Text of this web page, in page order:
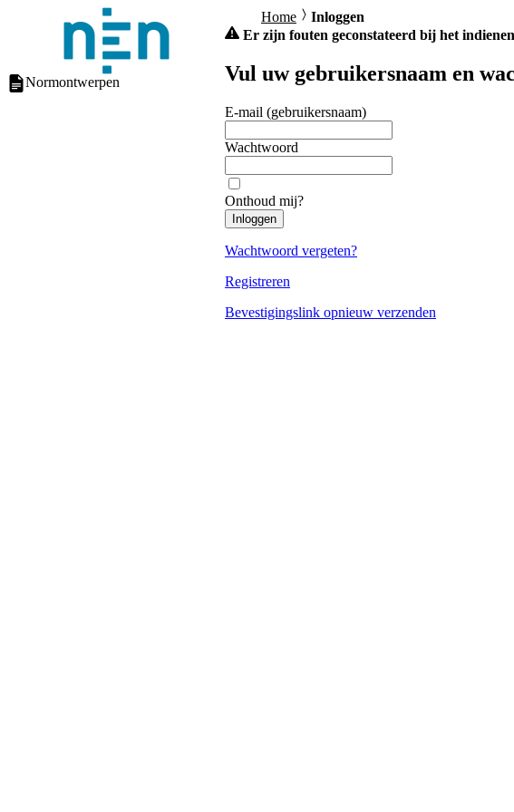
Normontwerpen
Home
Inloggen
Er zijn fouten geconstateerd bij het
Vul uw gebruikersnaam en
E-mail (gebruikersnaam)
Wachtwoord
Onthoud mij?
Inloggen
Wachtwoord vergeten?
Registreren
Bevestigingslink opnieuw verzenden